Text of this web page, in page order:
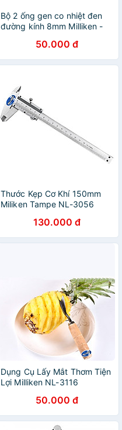
Bộ 2 ống gen co nhiệt đen
đường kính 8mm Milliken -
50.000 đ
Thước Kẹp Cơ Khí 150mm
Miliken Tampe NL-3056
130.000 đ
Dụng Cụ Lấy Mắt Thơm Tiện
Lợi Milliken NL-3116
50.000 đ